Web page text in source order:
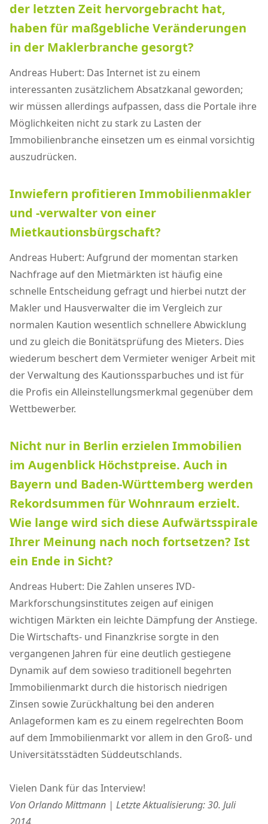
der letzten Zeit hervorgebracht hat,
haben für maßgebliche Veränderungen
in der Maklerbranche gesorgt?
Andreas Hubert: Das Internet ist zu einem
interessanten zusätzlichem Absatzkanal geworden;
wir müssen allerdings aufpassen, dass die Portale ihre
Möglichkeiten nicht zu stark zu Lasten der
Immobilienbranche einsetzen um es einmal vorsichtig
auszudrücken.
Inwiefern profitieren Immobilienmakler
und -verwalter von einer
Mietkautionsbürgschaft?
Andreas Hubert: Aufgrund der momentan starken
Nachfrage auf den Mietmärkten ist häufig eine
schnelle Entscheidung gefragt und hierbei nutzt der
Makler und Hausverwalter die im Vergleich zur
normalen Kaution wesentlich schnellere Abwicklung
und zu gleich die Bonitätsprüfung des Mieters. Dies
wiederum beschert dem Vermieter weniger Arbeit mit
der Verwaltung des Kautionssparbuches und ist für
die Profis ein Alleinstellungsmerkmal gegenüber dem
Wettbewerber.
Nicht nur in Berlin erzielen Immobilien
im Augenblick Höchstpreise. Auch in
Bayern und Baden-Württemberg werden
Rekordsummen für Wohnraum erzielt.
Wie lange wird sich diese Aufwärtsspirale
Ihrer Meinung nach noch fortsetzen? Ist
ein Ende in Sicht?
Andreas Hubert: Die Zahlen unseres IVD-
Markforschungsinstitutes zeigen auf einigen
wichtigen Märkten ein leichte Dämpfung der Anstiege.
Die Wirtschafts- und Finanzkrise sorgte in den
vergangenen Jahren für eine deutlich gestiegene
Dynamik auf dem sowieso traditionell begehrten
Immobilienmarkt durch die historisch niedrigen
Zinsen sowie Zurückhaltung bei den anderen
Anlageformen kam es zu einem regelrechten Boom
auf dem Immobilienmarkt vor allem in den Groß- und
Universitätsstädten Süddeutschlands.
Vielen Dank für das Interview!
Von Orlando Mittmann | Letzte Aktualisierung: 30. Juli